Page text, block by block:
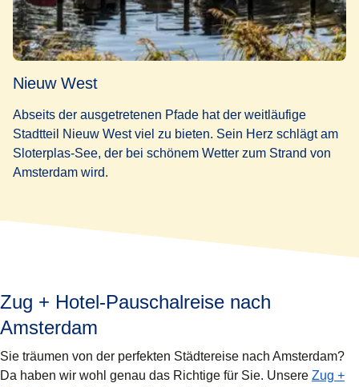
Nieuw West
Abseits der ausgetretenen Pfade hat der weitläufige
Stadtteil Nieuw West viel zu bieten. Sein Herz schlägt am
Sloterplas-See, der bei schönem Wetter zum Strand von
Amsterdam wird.
Zug + Hotel-Pauschalreise nach
Amsterdam
Sie träumen von der perfekten Städtereise nach Amsterdam?
Da haben wir wohl genau das Richtige für Sie. Unsere Zug +